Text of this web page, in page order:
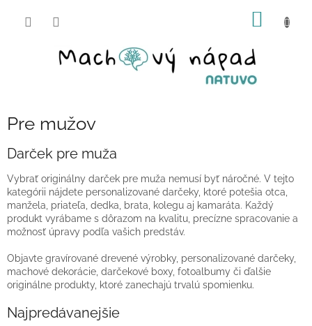
Pre mužov
Darček pre muža
Vybrať originálny darček pre muža nemusí byť náročné. V tejto
kategórii nájdete personalizované darčeky, ktoré potešia otca,
manžela, priateľa, dedka, brata, kolegu aj kamaráta. Každý
produkt vyrábame s dôrazom na kvalitu, precízne spracovanie a
možnosť úpravy podľa vašich predstáv.
Objavte gravírované drevené výrobky, personalizované darčeky,
machové dekorácie, darčekové boxy, fotoalbumy či ďalšie
originálne produkty, ktoré zanechajú trvalú spomienku.
Najpredávanejšie